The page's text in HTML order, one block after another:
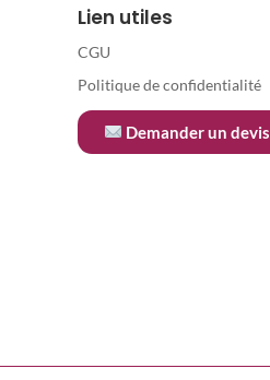
Lien utiles
CGU
Politique de confidentialité
Demander un devis